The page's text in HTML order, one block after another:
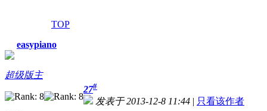
TOP
easypiano
超级版主
27#
发表于 2013-12-8 11:44 | 只看该作者